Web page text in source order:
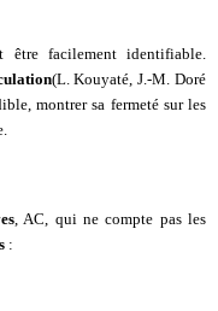
être facilement identifiable.
(L. Kouyaté, J.-M. Doré
montrer sa fermeté sur les
, AC, qui ne compte pas les
: